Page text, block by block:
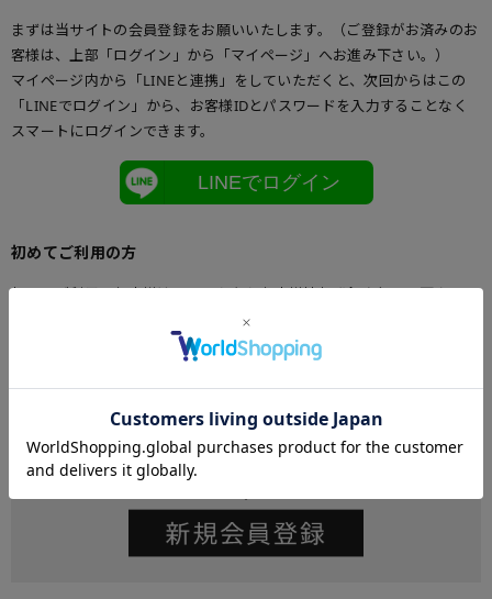
まずは当サイトの会員登録をお願いいたします。（ご登録がお済みのお
客様は、上部「ログイン」から「マイページ」へお進み下さい。）
マイページ内から「LINEと連携」をしていただくと、次回からはこの
「LINEでログイン」から、お客様IDとパスワードを入力することなく
スマートにログインできます。
LINEでログイン
初めてご利用の方
初めてご利用のお客様は、こちらからお客様情報登録を行って下さい。
メールアドレスとパスワードを登録しておくと便利にお買い物ができる